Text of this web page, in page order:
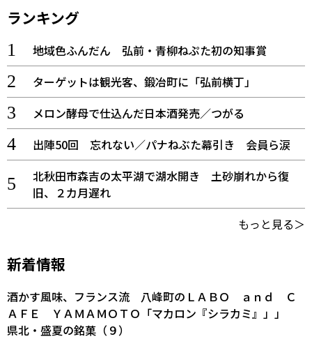
ランキング
地域色ふんだん 弘前・青柳ねぷた初の知事賞
ターゲットは観光客、鍛冶町に「弘前横丁」
メロン酵母で仕込んだ日本酒発売／つがる
出陣50回 忘れない／パナねぶた幕引き 会員ら涙
北秋田市森吉の太平湖で湖水開き 土砂崩れから復
旧、２カ月遅れ
もっと見る＞
新着情報
酒かす風味、フランス流 八峰町のＬＡＢＯ ａｎｄ Ｃ
ＡＦＥ ＹＡＭＡＭＯＴＯ「マカロン『シラカミ』」」
県北・盛夏の銘菓（９）